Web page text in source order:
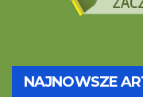
NAJNOWSZE